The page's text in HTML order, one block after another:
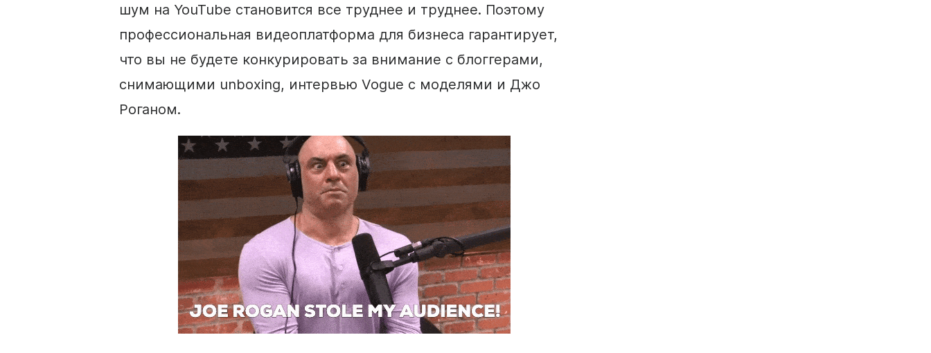
шум на YouTube становится все труднее и труднее. Поэтому
профессиональная видеоплатформа для бизнеса гарантирует,
что вы не будете конкурировать за внимание с блоггерами,
снимающими unboxing, интервью Vogue с моделями и Джо
Роганом.